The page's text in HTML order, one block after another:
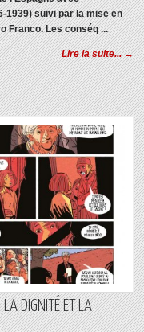
1939) suivi par la mise en
Franco.Les conséq ...
Lire la suite... →
DIGNITÉ ET LA